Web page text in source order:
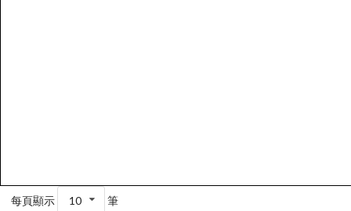
每頁顯示 10 筆